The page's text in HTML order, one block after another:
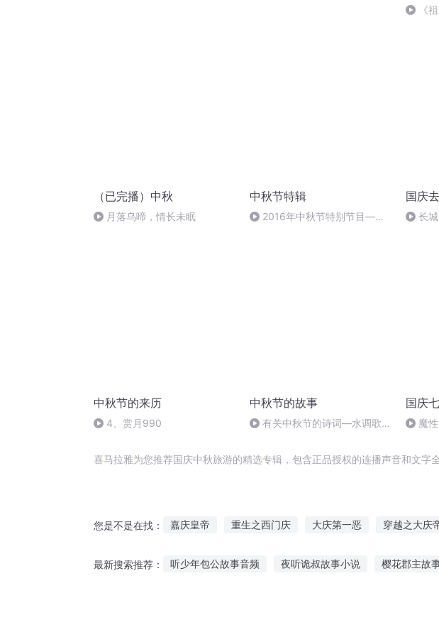
《
（已完播）中秋
月落乌啼，情长未眠
中秋节特辑
2016年中秋节特别节目—夏
国庆
长
中秋节的来历
4、赏月990
中秋节的故事
有关中秋节的诗词―水调歌
国庆
魔
喜马拉雅为您推荐国庆中秋旅游的精选专辑，包含正品授权的连播声音和文字
您是不是在找： 嘉庆皇帝 重生之西门庆 大庆第一恶 穿越之大庆
最新搜索推荐： 听少年包公故事音频 夜听诡叔故事小说 樱花郡主故